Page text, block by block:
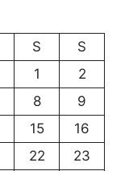
S
S
1
2
8
9
15
16
22
23